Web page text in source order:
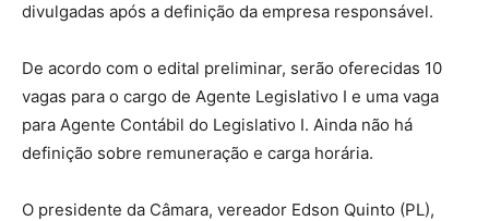
divulgadas após a definição da empresa responsável.
De acordo com o edital preliminar, serão oferecidas 10
vagas para o cargo de Agente Legislativo I e uma vaga
para Agente Contábil do Legislativo I. Ainda não há
definição sobre remuneração e carga horária.
O presidente da Câmara, vereador Edson Quinto (PL),